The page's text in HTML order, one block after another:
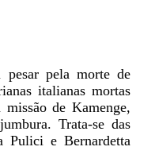
pesar pela morte de
italianas mortas
de Kamenge,
Trata-se das
Pulici e Bernardetta